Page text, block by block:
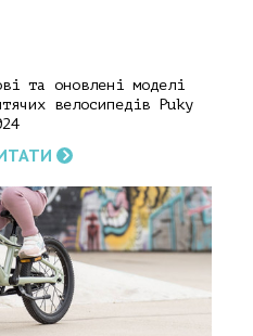
та оновлені моделі
велосипедів Puky